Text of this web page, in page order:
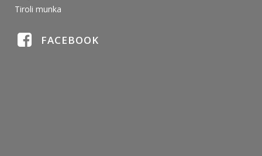
Tiroli munka
FACEBOOK